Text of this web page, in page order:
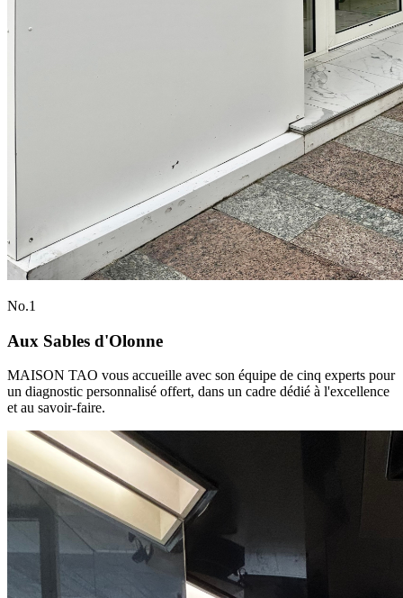
No.1
Aux Sables d'Olonne
MAISON TAO vous accueille avec son équipe de cinq experts pour
un diagnostic personnalisé offert, dans un cadre dédié à l'excellence
et au savoir-faire.